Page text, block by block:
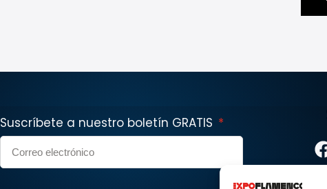
Suscríbete a nuestro boletín GRATIS